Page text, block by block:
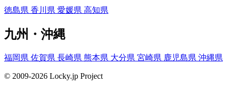
徳島県 香川県 愛媛県 高知県
九州・沖縄
福岡県 佐賀県 長崎県 熊本県 大分県 宮崎県 鹿児島県 沖縄県
© 2009-2026 Locky.jp Project